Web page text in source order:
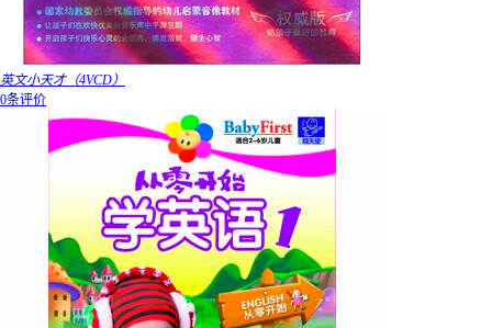
英文小天才（4VCD）
0条评价